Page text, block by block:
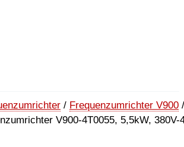
/ Frequenzumrichter V900
V900-4T0055, 5,5kW, 380V-